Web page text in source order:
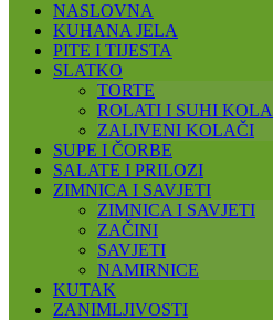
NASLOVNA
KUHANA JELA
PITE I TIJESTA
SLATKO
TORTE
ROLATI I SUHI
ZALIVENI KOLAČI
SUPE I ČORBE
SALATE I PRILOZI
ZIMNICA I SAVJETI
ZIMNICA I SAVJETI
ZAČINI
SAVJETI
NAMIRNICE
KUTAK
ZANIMLJIVOSTI